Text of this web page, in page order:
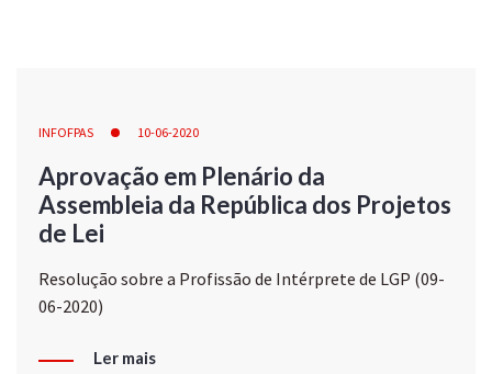
INFOFPAS 10-06-2020
Aprovação em Plenário da
Assembleia da República dos Projetos
de Lei
Resolução sobre a Profissão de Intérprete de LGP (09-
06-2020)
Ler mais